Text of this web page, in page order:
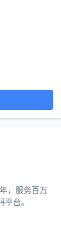
，服务百万
台。